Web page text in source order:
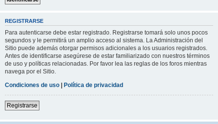
REGISTRARSE
Para autenticarse debe estar registrado. Registrarse tomará solo unos pocos
segundos y le permitirá un amplio acceso al sistema. La Administración del
Sitio puede además otorgar permisos adicionales a los usuarios registrados.
Antes de identificarse asegúrese de estar familiarizado con nuestros términos
de uso y políticas relacionadas. Por favor lea las reglas de los foros mientras
navega por el Sitio.
Condiciones de uso | Política de privacidad
Registrarse